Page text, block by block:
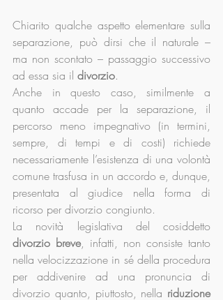
Chiarito qualche aspetto elementare sulla
separazione, può dirsi che il naturale –
ma non scontato – passaggio successivo
ad essa sia il divorzio.
Anche in questo caso, similmente a
quanto accade per la separazione, il
percorso meno impegnativo (in termini,
sempre, di tempi e di costi) richiede
necessariamente l’esistenza di una volontà
comune trasfusa in un accordo e, dunque,
presentata al giudice nella forma di
ricorso per divorzio congiunto.
divorzio breve, infatti, non consiste tanto
nella velocizzazione in sé della procedura
per addivenire ad una pronuncia di
divorzio quanto, piuttosto, nella riduzione